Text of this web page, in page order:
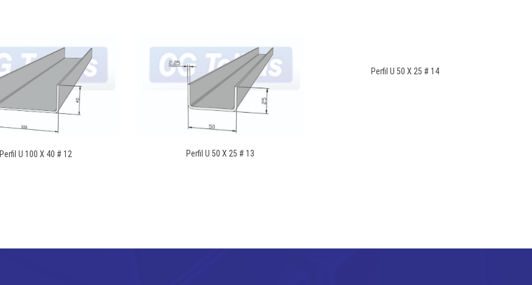
Perfil U 100 X 40 # 12 Perfil U 50 X 25 # 13
Perfil U 50 X 25 # 14